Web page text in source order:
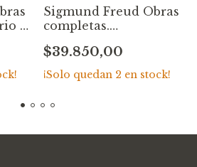
y
9
Sigmund Freud Obras
completas.
comentarios y notas
de James Stratchey,
con la colaboración de
$39.850,00
¡Solo quedan 2 en stock!